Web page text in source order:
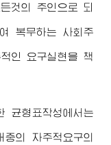
것의 주인으로 되
복무하는 사회주
인 요구실현을 책
균형표작성에서는
의 자주적요구의